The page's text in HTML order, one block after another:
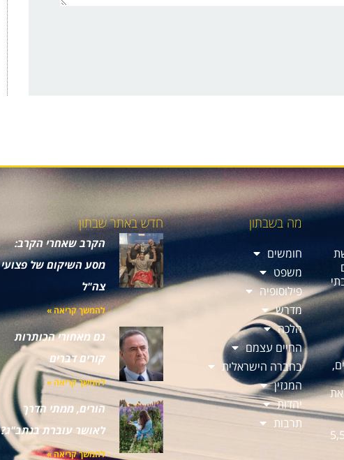
את
עותקים בכ-5,500
מה בשבתון
חומשים
משפט
פילוסופיה
מדרש
הלכה
החיים עצמם
בחברה הישראלית
המגזין
יהדות
תרבות
חדש באתר שבתון
הקרב שאחרי הקרב:
מסע השיקום של פצועי
צה"ל
להמשך קריאה »
גם מאחורי הכותרות
קורים דברים
להמשך קריאה »
הורים, ממתי הדרך
לאושר עוברת בנתב"ג?
להמשך קריאה »